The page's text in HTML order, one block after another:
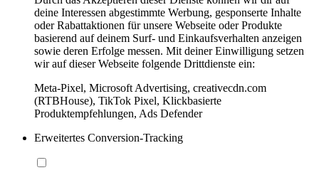
deine Interessen abgestimmte Werbung, gesponserte Inhalte
oder Rabattaktionen für unsere Webseite oder Produkte
basierend auf deinem Surf- und Einkaufsverhalten anzeigen
sowie deren Erfolge messen. Mit deiner Einwilligung setzen
wir auf dieser Webseite folgende Drittdienste ein:
Meta-Pixel, Microsoft Advertising, creativecdn.com
(RTBHouse), TikTok Pixel, Klickbasierte
Produktempfehlungen, Ads Defender
Erweitertes Conversion-Tracking